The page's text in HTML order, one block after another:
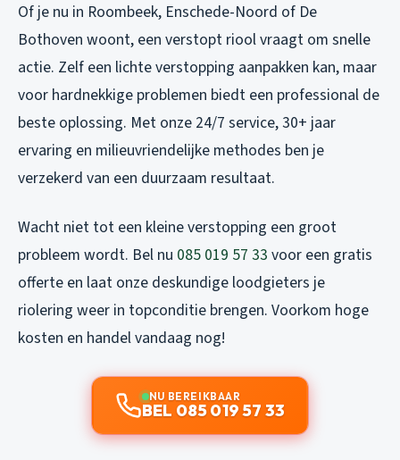
Of je nu in Roombeek, Enschede-Noord of De
Bothoven woont, een verstopt riool vraagt om snelle
actie. Zelf een lichte verstopping aanpakken kan, maar
voor hardnekkige problemen biedt een professional de
beste oplossing. Met onze 24/7 service, 30+ jaar
ervaring en milieuvriendelijke methodes ben je
verzekerd van een duurzaam resultaat.
Wacht niet tot een kleine verstopping een groot
probleem wordt. Bel nu 085 019 57 33 voor een gratis
offerte en laat onze deskundige loodgieters je
riolering weer in topconditie brengen. Voorkom hoge
kosten en handel vandaag nog!
NU BEREIKBAAR
BEL 085 019 57 33